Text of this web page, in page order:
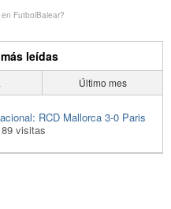
FutbolBalear?
leídas
Último mes
RCD Mallorca 3-0 Paris
visitas